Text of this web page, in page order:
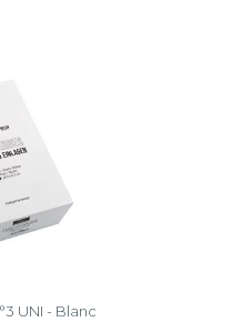
UNI - Blanc